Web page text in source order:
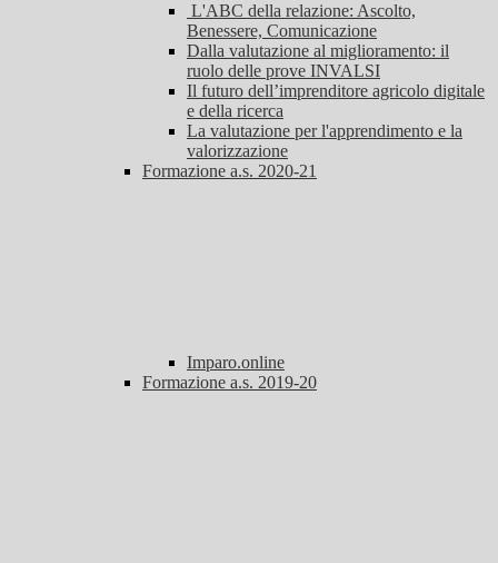
L'ABC della relazione: Ascolto,
Benessere, Comunicazione
Dalla valutazione al miglioramento: il
ruolo delle prove INVALSI
Il futuro dell’imprenditore agricolo digitale
e della ricerca
La valutazione per l'apprendimento e la
valorizzazione
Formazione a.s. 2020-21
Imparo.online
Formazione a.s. 2019-20